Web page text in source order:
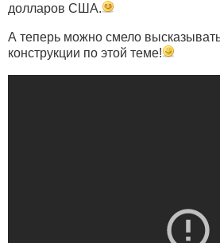
долларов США.
А теперь можно смело
конструкции по этой теме!